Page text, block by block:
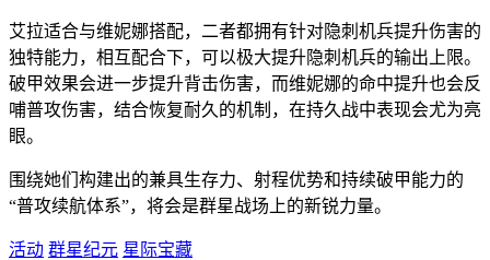
艾拉适合与维妮娜搭配，二者都拥有针对隐刺机兵提升伤害的
独特能力，相互配合下，可以极大提升隐刺机兵的输出上限。
破甲效果会进一步提升背击伤害，而维妮娜的命中提升也会反
哺普攻伤害，结合恢复耐久的机制，在持久战中表现会尤为亮
眼。
围绕她们构建出的兼具生存力、射程优势和持续破甲能力的
“普攻续航体系”，将会是群星战场上的新锐力量。
活动 群星纪元 星际宝藏